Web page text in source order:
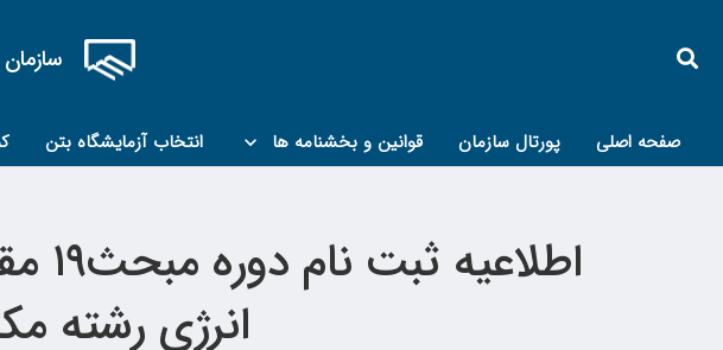
صفحه اصلی پورتال سازمان قوانین و بخشنامه ها انتخاب آزمایشگاه بتن
انرژی رشته مکانیک